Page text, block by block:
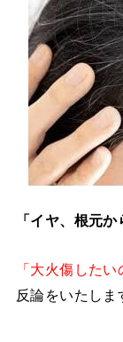
「イヤ、根元か
「大火傷したい
反論をいたしま